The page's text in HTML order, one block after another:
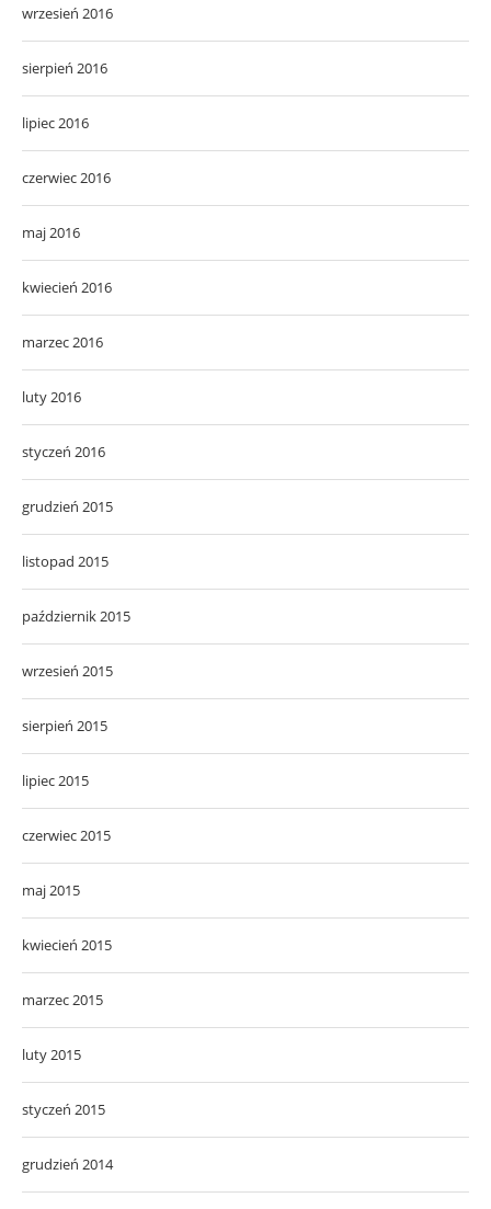
wrzesień 2016
sierpień 2016
lipiec 2016
czerwiec 2016
maj 2016
kwiecień 2016
marzec 2016
luty 2016
styczeń 2016
grudzień 2015
listopad 2015
październik 2015
wrzesień 2015
sierpień 2015
lipiec 2015
czerwiec 2015
maj 2015
kwiecień 2015
marzec 2015
luty 2015
styczeń 2015
grudzień 2014